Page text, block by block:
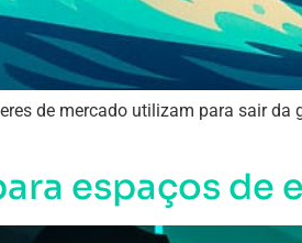
de mercado utilizam para sair
espaços de